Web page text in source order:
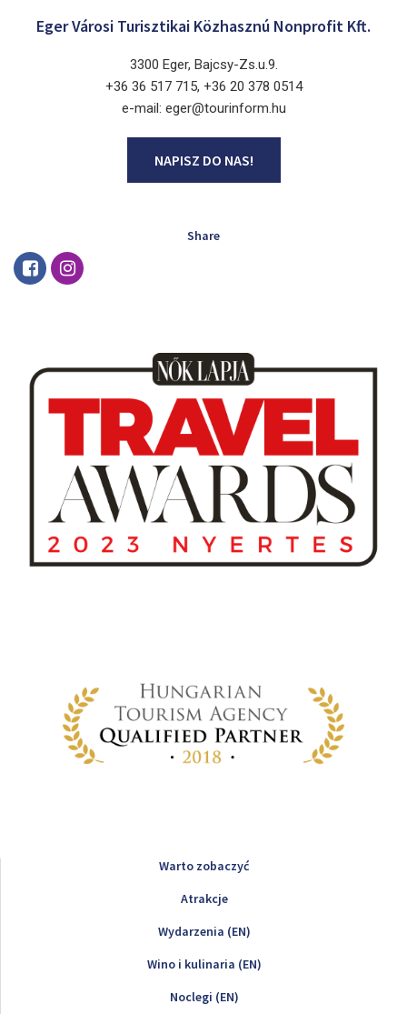
Eger Városi Turisztikai Közhasznú Nonprofit Kft.
3300 Eger, Bajcsy-Zs.u.9.
+36 36 517 715, +36 20 378 0514
e-mail: eger@tourinform.hu
NAPISZ DO NAS!
Share
Warto zobaczyć
Atrakcje
Wydarzenia (EN)
Wino i kulinaria (EN)
Noclegi (EN)